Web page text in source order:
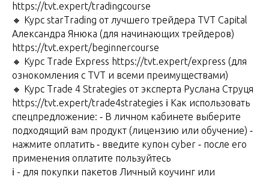
https://tvt.expert/tradingcourse
🔸 Курс starTrading от лучшего трейдера TVT Capital
Александра Янюка (для начинающих трейдеров)
https://tvt.expert/beginnercourse
🔸 Курс Trade Express https://tvt.expert/express (для
ознокомления с TVT и всеми преимуществами)
🔸 Курс Trade 4 Strategies от эксперта Руслана Струця
https://tvt.expert/trade4strategies ℹ️ Как использовать
спецпредложение: ⁃ В личном кабинете выберите
подходящий вам продукт (лицензию или обучение) ⁃
нажмите оплатить ⁃ введите купон cyber ⁃ после его
применения оплатите пользуйтесь
ℹ️ - для покупки пакетов Личный коучинг или